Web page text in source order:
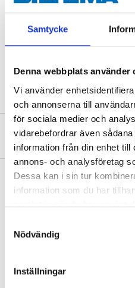
Samtycke
Denna webbplats använder
Vi använder
och annonserna till
för sociala medier och
vidarebefordrar även
information från din enhet till
annons- och analysföretag
Dessa kan i sin tur
information som du har
Nödvändig
Inställningar
Bredd
Färg
Material
Om tillverkaren
Köp & Hämta i ditt varuhus